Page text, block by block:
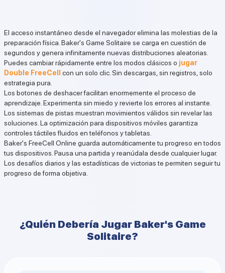
El acceso instantáneo desde el navegador elimina las molestias de la
preparación física. Baker's Game Solitaire se carga en cuestión de
segundos y genera infinitamente nuevas distribuciones aleatorias.
Puedes cambiar rápidamente entre los modos clásicos o jugar
Double FreeCell
con un solo clic. Sin descargas, sin registros, solo
estrategia pura.
Los botones de deshacer facilitan enormemente el proceso de
aprendizaje. Experimenta sin miedo y revierte los errores al instante.
Los sistemas de pistas muestran movimientos válidos sin revelar las
soluciones. La optimización para dispositivos móviles garantiza
controles táctiles fluidos en teléfonos y tabletas.
Baker's FreeCell Online guarda automáticamente tu progreso en todos
tus dispositivos. Pausa una partida y reanúdala desde cualquier lugar.
Los desafíos diarios y las estadísticas de victorias te permiten seguir tu
progreso de forma objetiva.
¿Quién Debería Jugar Baker's Game
Solitaire?